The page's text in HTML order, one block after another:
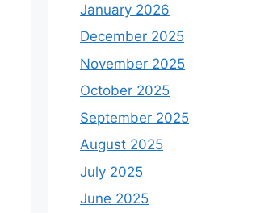
January 2026
December 2025
November 2025
October 2025
September 2025
August 2025
July 2025
June 2025